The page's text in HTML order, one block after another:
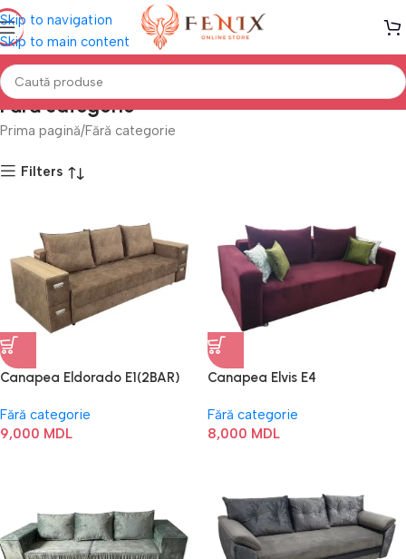
Skip to navigation
Skip to main content
Fără categorie
Prima pagină Fără categorie
Filters
Canapea Eldorado E1(2BAR)
Fără categorie
9,000 MDL
Canapea Elvis E4
Fără categorie
8,000 MDL